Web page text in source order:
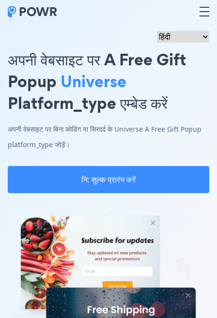
अपनी वेबसाइट पर A Free Gift
Popup Universe
Platform_type एम्बेड करें
अपनी वेबसाइट पर बिना कोडिंग या सिरदर्द के Universe A Free Gift Popup
platform_type जोड़ें।
नि: शुल्क प्रारंभ करें